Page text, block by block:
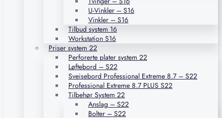
U-Vinkler – S16
Vinkler – S16
Tilbud system 16
Workstation S16
Priser system 22
Perforerte plater system 22
Løftebord – S22
Sveisebord Professional Extreme 8.7 – S22
Professional Extreme 8.7 PLUS S22
Tilbehør System 22
Anslag – S22
Bolter – S22